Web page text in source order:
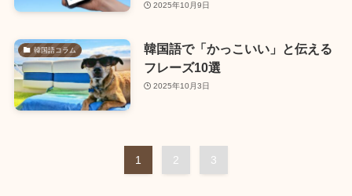
2025年10月9日
韓国語コラム
韓国語で「かっこいい」と伝える
フレーズ10選
2025年10月3日
1 2 3